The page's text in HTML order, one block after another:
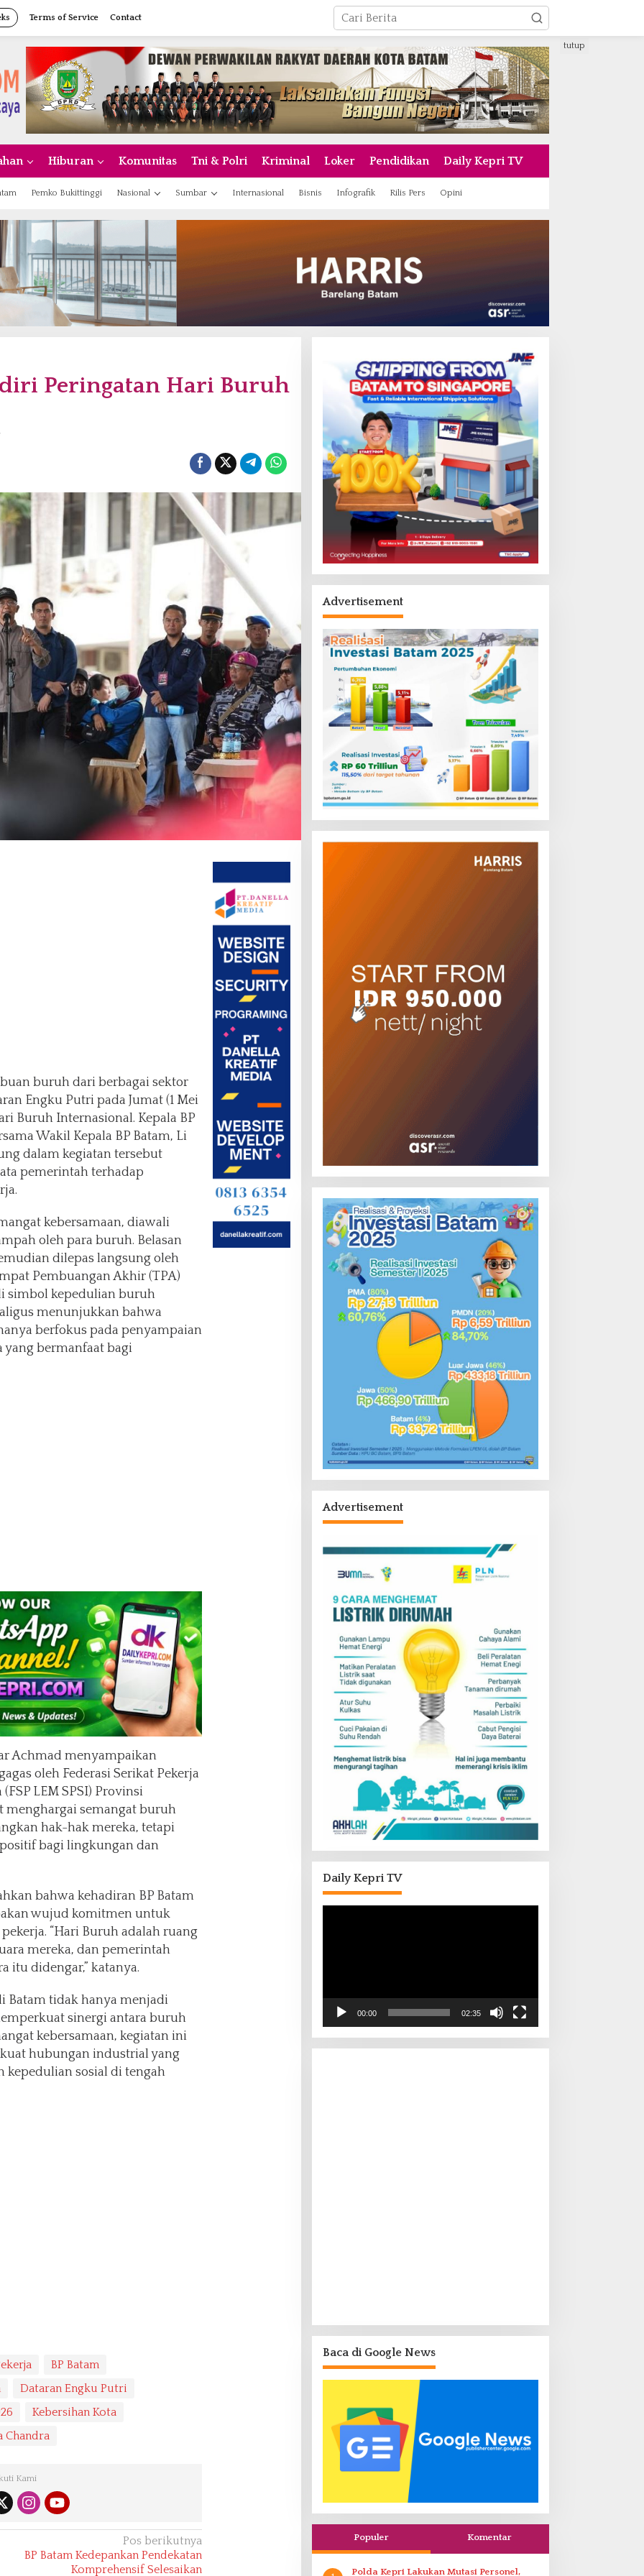
Terms of Service Contact
Hiburan Komunitas Tni & Polri Kriminal Loker Pendidikan Daily Kepri TV
Pemko Bukittinggi Nasional Sumbar Internasional Bisnis Infografik Rilis Pers Opini
tutup
Peringatan Hari Buruh
buruh dari berbagai sektor
Engku Putri pada Jumat (1 Mei
Buruh Internasional. Kepala BP
Wakil Kepala BP Batam, Li
dalam kegiatan tersebut
pemerintah terhadap
kebersamaan, diawali
oleh para buruh. Belasan
dilepas langsung oleh
Pembuangan Akhir (TPA)
simbol kepedulian buruh
menunjukkan bahwa
berfokus pada penyampaian
yang bermanfaat bagi
Achmad menyampaikan
oleh Federasi Serikat Pekerja
LEM SPSI) Provinsi
menghargai semangat buruh
hak-hak mereka, tetapi
bagi lingkungan dan
bahwa kehadiran BP Batam
wujud komitmen untuk
“Hari Buruh adalah ruang
mereka, dan pemerintah
itu didengar,” katanya.
Batam tidak hanya menjadi
sinergi antara buruh
kebersamaan, kegiatan ini
hubungan industrial yang
kepedulian sosial di tengah
BP Batam
Dataran Engku Putri
Kebersihan Kota
Chandra
Kami
Pos berikutnya
BP Batam Kedepankan Pendekatan
Komprehensif Selesaikan
Advertisement
Advertisement
Daily Kepri TV
00:00 02:35
Baca di Google News
Populer Komentar
Polda Kepri Lakukan Mutasi Personel,